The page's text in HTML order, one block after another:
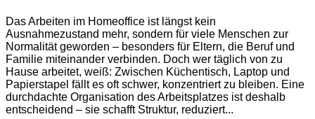
Das Arbeiten im Homeoffice ist längst kein
Ausnahmezustand mehr, sondern für viele Menschen zur
Normalität geworden – besonders für Eltern, die Beruf und
Familie miteinander verbinden. Doch wer täglich von zu
Hause arbeitet, weiß: Zwischen Küchentisch, Laptop und
Papierstapel fällt es oft schwer, konzentriert zu bleiben. Eine
durchdachte Organisation des Arbeitsplatzes ist deshalb
entscheidend – sie schafft Struktur, reduziert...